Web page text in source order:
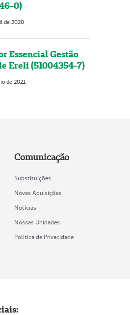
0)
de 2020
Essencial Gestão
Ereli (51004354-7)
de 2021
Comunicação
Substituições
Novas Aquisições
Notícias
Nossas Unidades
Política de Privacidade